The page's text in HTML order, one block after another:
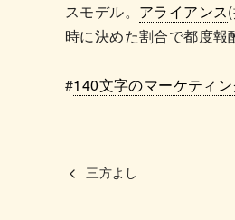
スモデル。 アライアンス
時に決めた割合で都度報
#140文字のマーケティ
三方よし